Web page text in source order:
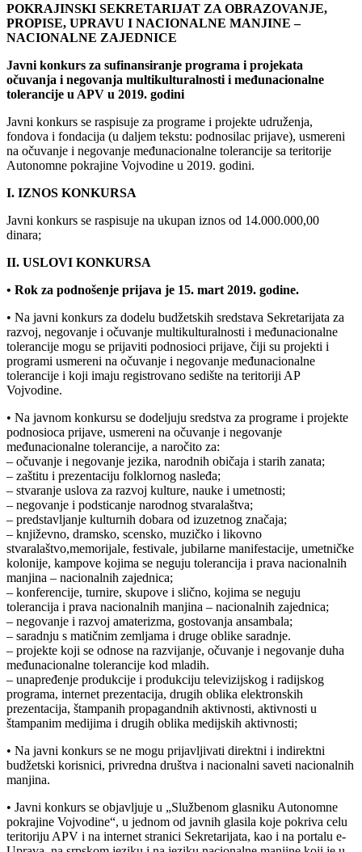
POKRAJINSKI SEKRETARIJAT ZA OBRAZOVANJE,
PROPISE, UPRAVU I NACIONALNE MANJINE –
NACIONALNE ZAJEDNICE
Javni konkurs za sufinansiranje programa i projekata
očuvanja i negovanja multikulturalnosti i međunacionalne
tolerancije u APV u 2019. godini
Javni konkurs se raspisuje za programe i projekte udruženja,
fondova i fondacija (u daljem tekstu: podnosilac prijave), usmereni
na očuvanje i negovanje međunacionalne tolerancije sa teritorije
Autonomne pokrajine Vojvodine u 2019. godini.
I. IZNOS KONKURSA
Javni konkurs se raspisuje na ukupan iznos od 14.000.000,00
dinara;
II. USLOVI KONKURSA
• Rok za podnošenje prijava je 15. mart 2019. godine.
• Na javni konkurs za dodelu budžetskih sredstava Sekretarijata za
razvoj, negovanje i očuvanje multikulturalnosti i međunacionalne
tolerancije mogu se prijaviti podnosioci prijave, čiji su projekti i
programi usmereni na očuvanje i negovanje međunacionalne
tolerancije i koji imaju registrovano sedište na teritoriji AP
Vojvodine.
• Na javnom konkursu se dodeljuju sredstva za programe i projekte
podnosioca prijave, usmereni na očuvanje i negovanje
međunacionalne tolerancije, a naročito za:
– očuvanje i negovanje jezika, narodnih običaja i starih zanata;
– zaštitu i prezentaciju folklornog nasleđa;
– stvaranje uslova za razvoj kulture, nauke i umetnosti;
– negovanje i podsticanje narodnog stvaralaštva;
– predstavljanje kulturnih dobara od izuzetnog značaja;
– književno, dramsko, scensko, muzičko i likovno
stvaralaštvo,memorijale, festivale, jubilarne manifestacije, umetničke
kolonije, kampove kojima se neguju tolerancija i prava nacionalnih
manjina – nacionalnih zajednica;
– konferencije, turnire, skupove i slično, kojima se neguju
tolerancija i prava nacionalnih manjina – nacionalnih zajednica;
– negovanje i razvoj amaterizma, gostovanja ansambala;
– saradnju s matičnim zemljama i druge oblike saradnje.
– projekte koji se odnose na razvijanje, očuvanje i negovanje duha
međunacionalne tolerancije kod mladih.
– unapređenje produkcije i produkciju televizijskog i radijskog
programa, internet prezentacija, drugih oblika elektronskih
prezentacija, štampanih propagandnih aktivnosti, aktivnosti u
štampanim medijima i drugih oblika medijskih aktivnosti;
• Na javni konkurs se ne mogu prijavljivati direktni i indirektni
budžetski korisnici, privredna društva i nacionalni saveti nacionalnih
manjina.
• Javni konkurs se objavljuje u „Službenom glasniku Autonomne
pokrajine Vojvodine“, u jednom od javnih glasila koje pokriva celu
teritoriju APV i na internet stranici Sekretarijata, kao i na portalu e-